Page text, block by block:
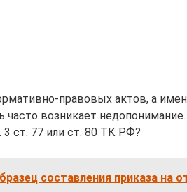
правовых актов, а
часто возникает
ст. 77 или ст. 80 ТК РФ?
составления приказа на